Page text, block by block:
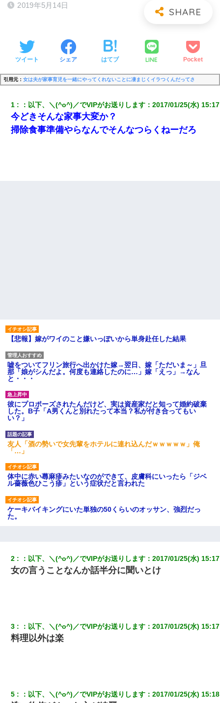
2019年5月14日
ツイート シェア はてブ LINE Pocket
引用元： 女は夫が家事育児を一緒にやってくれないことに凄まじくイラつくんだってさ
1 ： 以下、＼(^o^)／でVIPがお送りします ：2017/01/25(水)
今どきそんな家事大変か？
掃除食事準備やらなんでそんなつらくねーだろ
【悲報】嫁がワイのこと嫌いっぽいから単身赴任した結果
嘘をついてフリン旅行へ出かけた嫁→翌日、嫁「ただいま～」旦
那「娘がシんだよ。何度も連絡したのに…」嫁「えっ」→なん
と・・・
彼にプロポーズされたんだけど、実は資産家だと知って婚約破棄
した。B子「A男くんと別れたって本当？私が付き合ってもい
い？」
友人「酒の勢いで女先輩をホテルに連れ込んだｗｗｗｗｗ」俺
「…」
体中に赤い蕁麻疹みたいなのができて、皮膚科にいったら「ジベ
ル薔薇色ひこう疹」という症状だと言われた
ケーキバイキングにいた単独の50くらいのオッサン、強烈だっ
た。
子供の頃、母の弟にイタズラされてて中学に入ってから関係を持
「本当に家まで来たの？証拠は？」旦那「俺の言葉が信じられな
いのか！」→ 離婚後
【まぬけ】夫「離婚だ！」私「わかった。で？」夫「慰謝料
だ！」私「いいけど弁護士通して。私も請求する」夫「」
2 ： 以下、＼(^o^)／でVIPがお送りします ：2017/01/25(水)
女の言うことなんか話半分に聞いとけ
3 ： 以下、＼(^o^)／でVIPがお送りします ：2017/01/25(水)
料理以外は楽
5 ： 以下、＼(^o^)／でVIPがお送りします ：2017/01/25(水)